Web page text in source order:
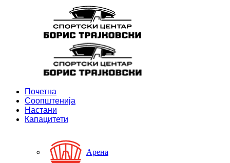
Почетна
Соопштенија
Настани
Капацитети
Арена